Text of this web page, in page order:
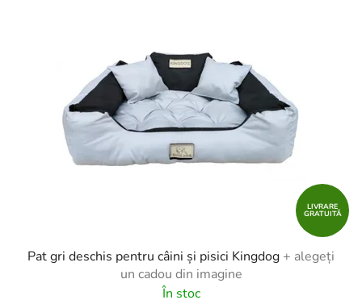
LIVRARE
GRATUITĂ
Pat gri deschis pentru câini și pisici Kingdog + alegeți
un cadou din imagine
În stoc